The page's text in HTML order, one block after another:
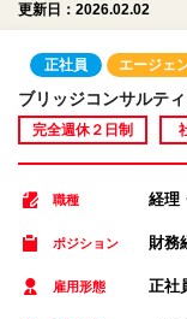
更新日：2026.02.02
正社員 エージェ
ブリッジコンサルテ
完全週休２日制
職種 経理
ポジション 財務
雇用形態 正社